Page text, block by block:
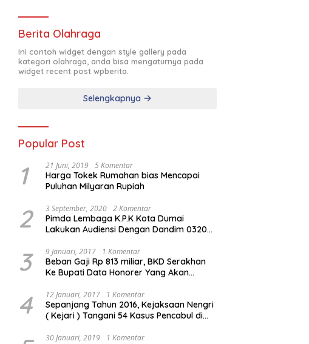
Berita Olahraga
Ini contoh widget dengan style gallery pada
kategori olahraga, anda bisa mengaturnya pada
widget recent post wpberita.
Selengkapnya
Popular Post
1 21 Juni, 2019 5 Komentar
Harga Tokek Rumahan bias Mencapai
Puluhan Milyaran Rupiah
2 3 September, 2020 2 Komentar
Pimda Lembaga K.P.K Kota Dumai
Lakukan Audiensi Dengan Dandim 0320
3 9 Januari, 2017 1 Komentar
Beban Gaji Rp 813 miliar, BKD Serakhan
Ke Bupati Data Honorer Yang Akan
4 12 Januari, 2017 1 Komentar
Sepanjang Tahun 2016, Kejaksaan Nengri
( Kejari ) Tangani 54 Kasus Pencabul di
30 Januari, 2019 1 Komentar